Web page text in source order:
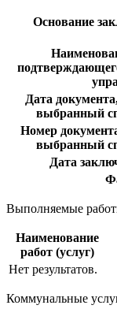
Основание
Дата
выбранный
Номер
выбранный
Дата
Выполняемые
Наименование
работ (услуг)
Нет результатов.
Коммунальные